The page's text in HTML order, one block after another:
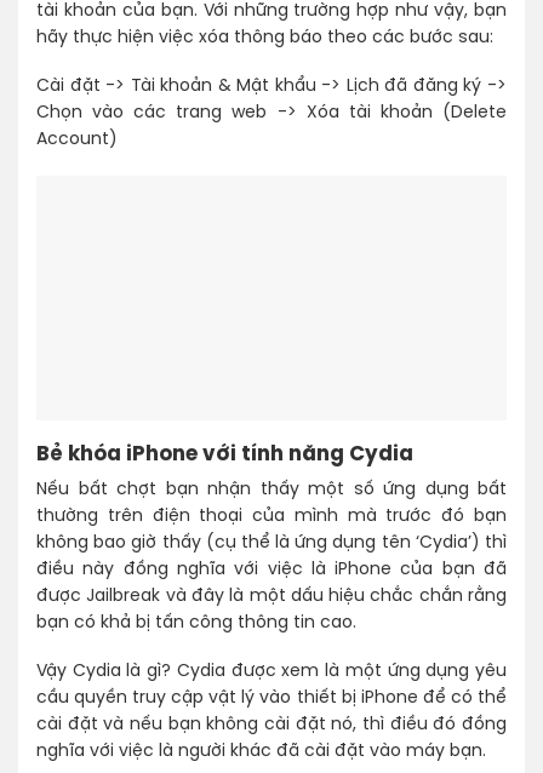
tài khoản của bạn. Với những trường hợp như vậy, bạn
hãy thực hiện việc xóa thông báo theo các bước sau:
Cài đặt -> Tài khoản & Mật khẩu -> Lịch đã đăng ký ->
Chọn vào các trang web -> Xóa tài khoản (Delete
Account)
Bẻ khóa iPhone với tính năng Cydia
Nếu bất chợt bạn nhận thấy một số ứng dụng bất
thường trên điện thoại của mình mà trước đó bạn
không bao giờ thấy (cụ thể là ứng dụng tên ‘Cydia’) thì
điều này đồng nghĩa với việc là iPhone của bạn đã
được Jailbreak và đây là một dấu hiệu chắc chắn rằng
bạn có khả bị tấn công thông tin cao.
Vậy Cydia là gì? Cydia được xem là một ứng dụng yêu
cầu quyền truy cập vật lý vào thiết bị iPhone để có thể
cài đặt và nếu bạn không cài đặt nó, thì điều đó đồng
nghĩa với việc là người khác đã cài đặt vào máy bạn.